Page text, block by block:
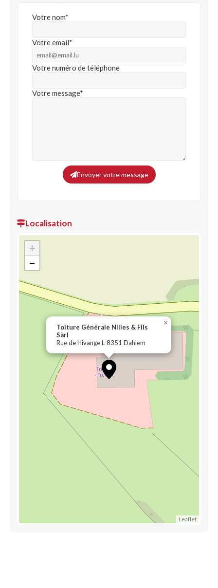
Votre nom*
Votre email*
Votre numéro de téléphone
Votre message*
Envoyer votre message
Localisation
Toiture Générale Nilles & Fils
Sàrl
Rue de Hivange L-8351 Dahlem
×
+
−
Leaflet